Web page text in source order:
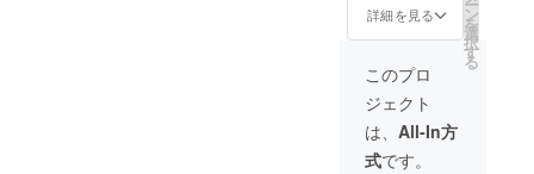
スケ
検討く
い。ス
ケ
ルの都
ROCK)
ストマ
ン出演
者の楽
曲を使
用した
をした
際に着
シャツ
を限定1
名の方
にリ
ターン
として
200,000
円 限定
で1名の
方(同伴
4名ま
で)に、
8月11日
の公演
当日
詳細を見る ー
ン
を
選
択
す
る
このプロ
ジェクト
は、 All-In方
式です。